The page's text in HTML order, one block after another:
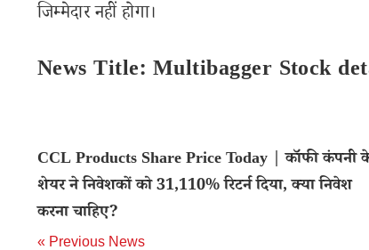
जिम्मेदार नहीं होगा।
News Title: Multibagger Stock
CCL Products Share Price Today | कॉफी कंपनी
शेयर ने निवेशकों को 31,110% रिटर्न दिया, क्या निवेश
करना चाहिए?
« Previous News